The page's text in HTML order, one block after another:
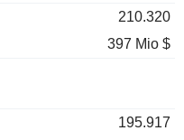
210.320
397 Mio $
195.917